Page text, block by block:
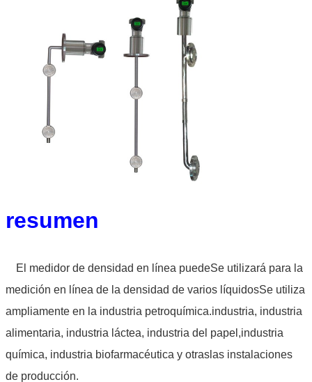
resumen
El medidor de densidad en línea puedeSe utilizará para la
medición en línea de la densidad de varios líquidosSe utiliza
ampliamente en la industria petroquímica.industria, industria
alimentaria, industria láctea, industria del papel,industria
química, industria biofarmacéutica y otras las instalaciones
de producción.